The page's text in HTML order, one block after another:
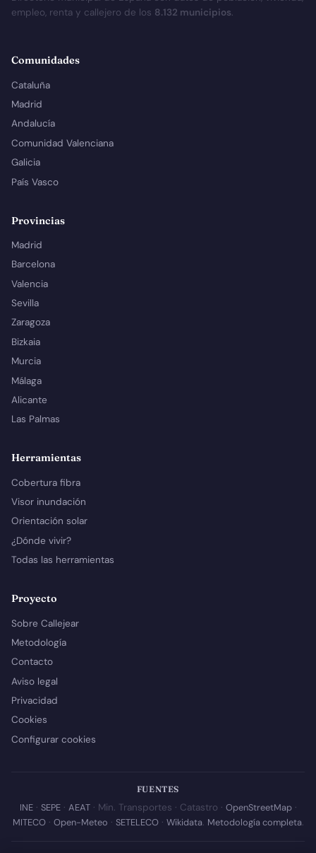
empleo, renta y callejero de los 8.132 municipios.
Comunidades
Cataluña
Madrid
Andalucía
Comunidad Valenciana
Galicia
País Vasco
Provincias
Madrid
Barcelona
Valencia
Sevilla
Zaragoza
Bizkaia
Murcia
Málaga
Alicante
Las Palmas
Herramientas
Cobertura fibra
Visor inundación
Orientación solar
¿Dónde vivir?
Todas las herramientas
Proyecto
Sobre Callejear
Metodología
Contacto
Aviso legal
Privacidad
Cookies
Configurar cookies
FUENTES
INE· SEPE· AEAT· Min. Transportes · Catastro · OpenStreetMap·
MITECO· Open-Meteo · SETELECO· Wikidata. Metodología completa.